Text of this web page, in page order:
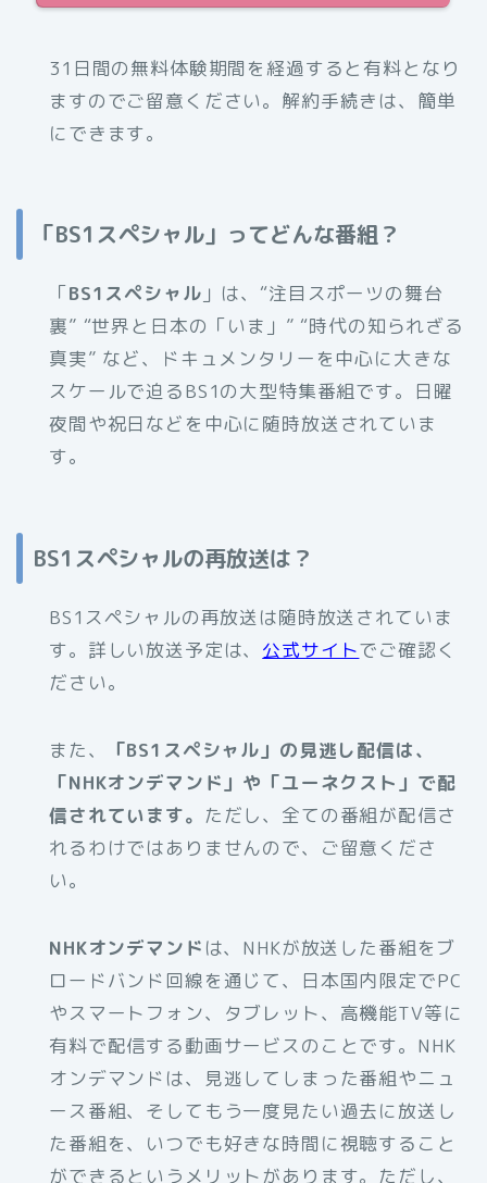
31日間の無料体験期間を経過すると有料となり
ますのでご留意ください。解約手続きは、簡単
にできます。
「BS1スペシャル」ってどんな番組？
「BS1スペシャル 」は、“注目スポーツの舞台
裏” “世界と日本の「いま」” “時代の知られざる
真実” など、ドキュメンタリーを中心に大きな
スケールで迫るBS1の大型特集番組です。日曜
夜間や祝日などを中心に随時放送されていま
す。
BS1スペシャルの再放送は？
BS1スペシャルの再放送は随時放送されていま
す。詳しい放送予定は、 公式サイトでご確認く
ださい。
また、
「BS1スペシャル」の見逃し配信は、
「NHKオンデマンド」や「ユーネクスト」で配
信されています。 ただし、全ての番組が配信さ
れるわけではありませんので、ご留意くださ
い。
NHKオンデマンド は、NHKが放送した番組をブ
ロードバンド回線を通じて、日本国内限定でPC
やスマートフォン、タブレット、高機能TV等に
有料で配信する動画サービスのことです。NHK
オンデマンドは、見逃してしまった番組やニュ
ース番組、そしてもう一度見たい過去に放送し
た番組を、いつでも好きな時間に視聴すること
ができるというメリットがあります。ただし、